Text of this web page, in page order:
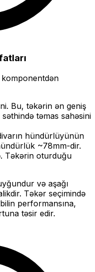
Bu, təkərin ən geniş
təmas sahəsini
hündürlüyünün
~78mm-dir.
Təkərin oturduğu
və aşağı
Təkər seçimində
performansına,
təsir edir.